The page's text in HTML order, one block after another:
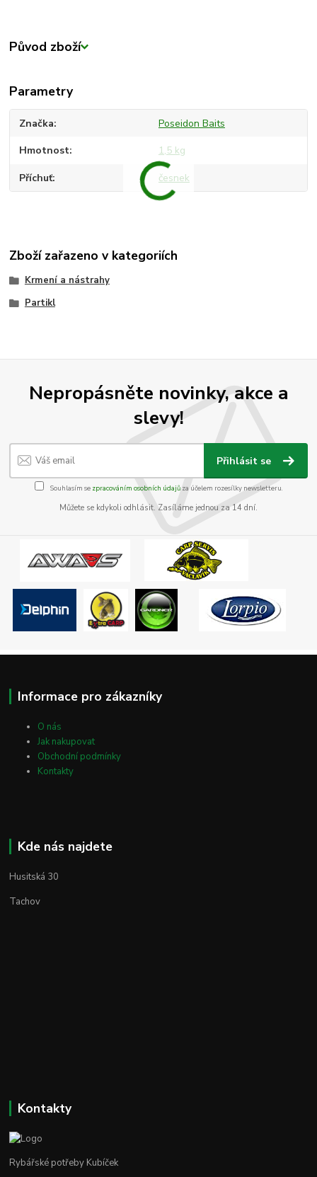
Původ zboží
Parametry
Značka Poseidon Baits
Hmotnost 1,5 kg
Příchuť česnek
Zboží zařazeno v kategoriích
Krmení a nástrahy
Partikl
Nepropásněte novinky, akce a
slevy!
Přihlásit se
Souhlasím se zpracováním osobních údajůza účelem rozesílky newsletteru.
Můžete se kdykoli odhlásit. Zasíláme jednou za 14 dní.
Informace pro zákazníky
O nás
Jak nakupovat
Obchodní podmínky
Kontakty
Kde nás najdete
Husitská 30
Tachov
Kontakty
Rybářské potřeby Kubíček